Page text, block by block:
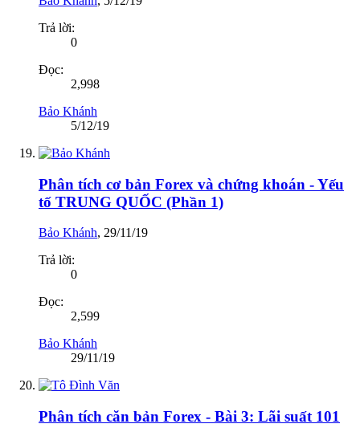
Trả lời:
0
Đọc:
2,998
Bảo Khánh
5/12/19
Phân tích cơ bản Forex và chứng khoán - Yếu
tố TRUNG QUỐC (Phần 1)
Bảo Khánh, 29/11/19
Trả lời:
0
Đọc:
2,599
Bảo Khánh
29/11/19
Phân tích căn bản Forex - Bài 3: Lãi suất 101